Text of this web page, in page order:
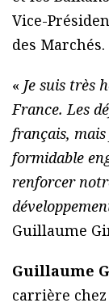
Vice-
des Marchés.
« Je suis très
France.Les
français,
formidable
renforcer
Guillaume
Guillaume
carrière